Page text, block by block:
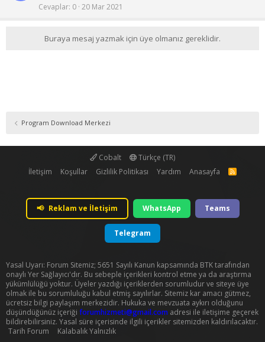
Cevaplar 0 20 Mar 2021
Buraya mesaj yazmak için üye olmanız gereklidir.
Program Download Merkezi
Cobalt
Türkçe (TR)
İletişim
Koşullar Gizlilik Politikası Yardım Anasayfa
R
📢 Reklam ve İletişim WhatsApp Teams
Telegram
Yasal Uyarı: Forum Sitemiz; 5651 Sayılı Kanun kapsamında BTK tarafından
onaylı Yer Sağlayıcı'dır. Bu sebeple içerikleri kontrol etme ya da araştırma
yükümlülüğü yoktur. Üyeler yazdığı içeriklerden sorumludur ve siteye üye
olmak ile bu sorumluluğu kabul etmiş sayılırlar. Sitemiz kar amacı gütmez,
ücretsiz bilgi paylaşım merkezidir. Hukuka ve mevzuata aykırı olduğunu
düşündüğünüz içeriği forumhizmeti@gmail.com adresi ile iletişime geçerek
bildirebilirsiniz. Yasal süre içerisinde ilgili içerikler sitemizden kaldırılacaktır.
Tarih Forum
Kalabalık Yalnızlık